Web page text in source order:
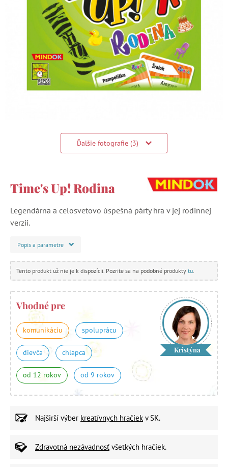
Ďalšie fotografie (3)
Time's Up! Rodina
Legendárna a celosvetovo úspešná párty hra v jej rodinnej
verzii.
Popis a parametre
Tento produkt už nie je k dispozícii. Pozrite sa na podobné produkty tu
Vhodné pre
komunikáciu spoluprácu
dievča chlapca
od 12 rokov od 9 rokov
Kristýna
Najširší výber kreatívnych hračiek v SK.
Zdravotná nezávadnosť všetkých hračiek.